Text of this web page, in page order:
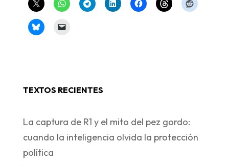
TEXTOS RECIENTES
La captura de R1 y el mito del pez gordo:
cuando la inteligencia olvida la protección
política